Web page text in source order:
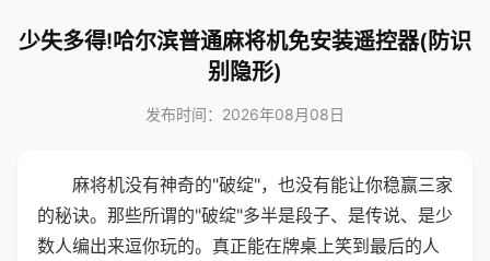
少失多得!哈尔滨普通麻将机免安装遥控器(防识
别隐形)
发布时间：2026年08月08日
麻将机没有神奇的"破绽"，也没有能让你稳赢三家
的秘诀。那些所谓的"破绽"多半是段子、是传说、是少
数人编出来逗你玩的。真正能在牌桌上笑到最后的人